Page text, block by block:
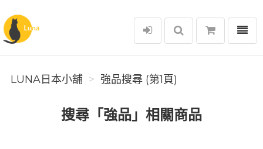
Luna日本小舖
選單
LUNA日本小舖 強品搜尋 (第1頁)
搜尋「強品」相關商品